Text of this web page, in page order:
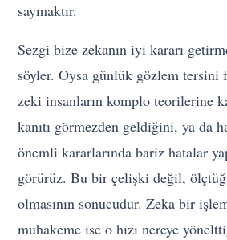
saymaktır.
Sezgi bize zekanın iyi kararı
söyler. Oysa günlük gözlem tersini
zeki insanların komplo teorilerine
kanıtı görmezden geldiğini, ya da
önemli kararlarında bariz hatalar
görürüz. Bu bir çelişki değil,
olmasının sonucudur. Zeka bir
muhakeme ise o hızı nereye